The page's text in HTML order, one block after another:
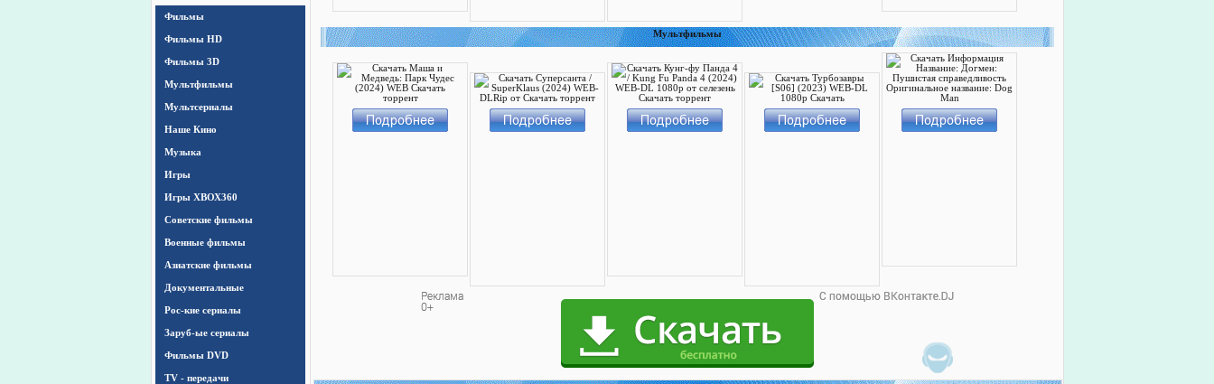
Фильмы
Фильмы HD
Фильмы 3D
Мультфильмы
Мультсериалы
Наше Кино
Музыка
Игры
Игры ХВОХ360
Cоветские фильмы
Военные фильмы
Азиатские фильмы
Документальные
Рос-кие сериалы
Заруб-ые сериалы
Фильмы DVD
TV - передачи
Мультфильмы